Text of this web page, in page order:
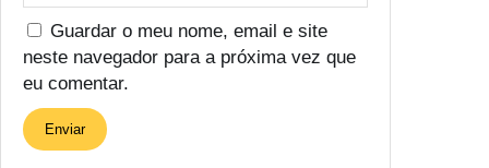
Guardar o meu nome, email e site
neste navegador para a próxima vez que
eu comentar.